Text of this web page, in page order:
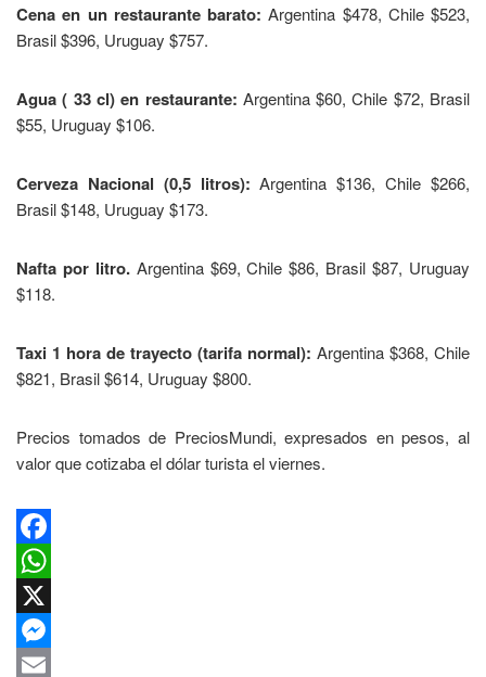
Cena en un restaurante barato:Argentina $478, Chile $523,
Brasil $396, Uruguay $757.
Agua ( 33 cl) en restaurante: Argentina $60, Chile $72, Brasil
$55, Uruguay $106.
Cerveza Nacional (0,5 litros):Argentina $136, Chile $266,
Brasil $148, Uruguay $173.
Nafta por litro. Argentina $69, Chile $86, Brasil $87, Uruguay
$118.
Taxi 1 hora de trayecto (tarifa normal): Argentina $368, Chile
$821, Brasil $614, Uruguay $800.
Precios tomados de PreciosMundi, expresados en pesos, al
valor que cotizaba el dólar turista el viernes.
Facebook
WhatsApp
X
Messenger